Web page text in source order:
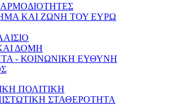
ΚΑΙ ΖΩΝΗ ΤΟΥ ΕΥΡΩ
ΔΟΜΗ
- ΚΟΙΝΩΝΙΚΗ ΕΥΘΥΝΗ
ΠΟΛΙΤΙΚΗ
ΣΤΑΘΕΡΟΤΗΤΑ